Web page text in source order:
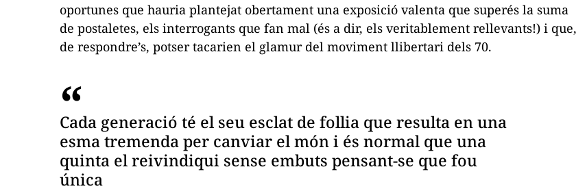
oportunes que hauria plantejat obertament una exposició valenta que superés la suma
de postaletes, els interrogants que fan mal (és a dir, els veritablement rellevants!) i que,
de respondre’s, potser tacarien el glamur del moviment llibertari dels 70.
Cada generació té el seu esclat de follia que resulta en una
esma tremenda per canviar el món i és normal que una
quinta el reivindiqui sense embuts pensant-se que fou
única